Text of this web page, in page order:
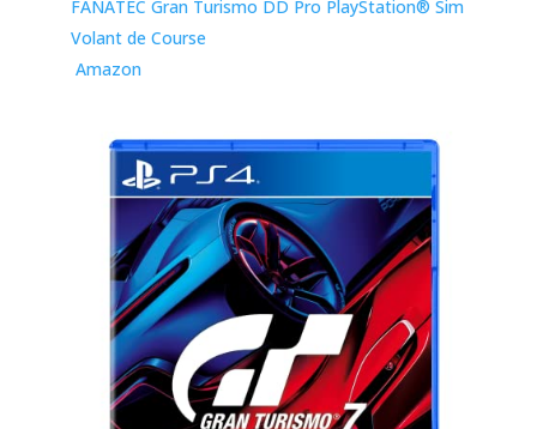
FANATEC Gran Turismo DD Pro PlayStation® Sim
Volant de Course